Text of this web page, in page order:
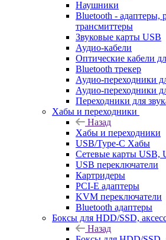
Наушники
Bluetooth - адаптеры,
трансмиттеры
Звуковые карты USB
Аудио-кабели
Оптические кабели
Bluetooth трекер
Аудио-переходники
Аудио-переходники
Переходники для
Хабы и переходники
Назад
Хабы и переходники
USB/Type-C Хабы
Сетевые карты USB,
USB переключатели
Картридеры
PCI-E адаптеры
KVM переключатели
Bluetooth адаптеры
Боксы для HDD/SSD,
Назад